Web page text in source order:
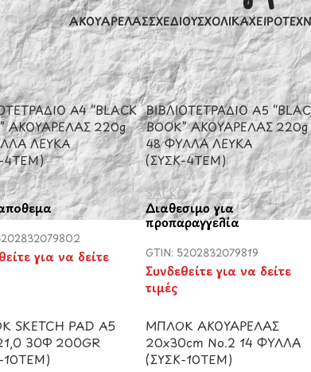
ΑΚΟΥΑΡΈΛΑΣΣΧΕΔΊΟΥΣΧΟΛΙΚΆ
σελίδα/Χαρτικά/Μπλόκ Ζωγραφικής
A4 “BLACK
ΑΚΟΥΑΡΕΛΑΣ 220g
ΛΕΥΚΑ
4ΤΕΜ)
για να δείτε
ΒΙΒΛΙΟΤΕΤΡΑΔΙΟ A5
BOOK” ΑΚΟΥΑΡΕΛΑΣ 220g
48 ΦΥΛΛΑ ΛΕΥΚΑ
(ΣΥΣΚ-4ΤΕΜ)
SALKO
Διαθέσιμο για
προπαραγγελία
GTIN: 5202832079819
Συνδεθείτε για να δείτε
τιμές
SKETCH PAD Α5
30Φ 200GR
10ΤΕΜ)
ΜΠΛΟΚ ΑΚΟΥΑΡΕΛΑΣ
20x30cm Νο.2 14 ΦΥΛΛΑ
(ΣΥΣΚ-10ΤΕΜ)